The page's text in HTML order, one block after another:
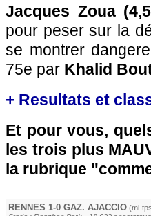
Jacques Zoua
pour peser sur la
se montrer
75e par Khalid
+ Resultats et
Et pour vous,
les trois plus
la rubrique
RENNES 1-0 GAZ. AJACCIO (mi-